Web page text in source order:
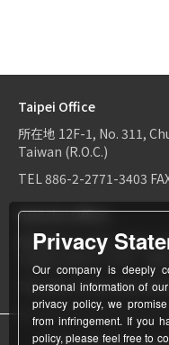
Taipei Office
所在地 12F-1, No. 311,
Taiwan (R.O.C.)
TEL886-2-2771-3403
Hsinchu Office
所在地6F-2, No.1, Sec. 2,
Taiwan (R.O.C.)
TEL886-3-534-9161FAX
Privacy
Our company is deeply
personal information of
privacy policy, we
from infringement. If you
policy, please feel free to